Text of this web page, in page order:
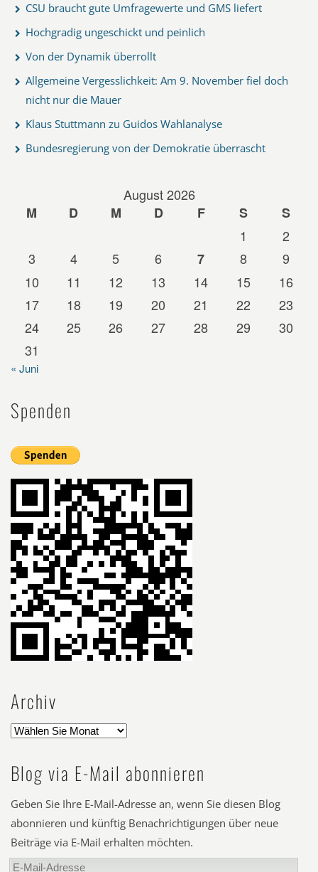
CSU braucht gute Umfragewerte und GMS liefert
Hochgradig ungeschickt und peinlich
Von der Dynamik überrollt
Allgemeine Vergesslichkeit: Am 9. November fiel doch
nicht nur die Mauer
Klaus Stuttmann zu Guidos Wahlanalyse
Bundesregierung von der Demokratie überrascht
August 2026
M
D M D F S
S
1
2
3
4 5 6 7 8
9
10
11 12 13 14 15
16
17
18 19 20 21 22
23
24
25 26 27 28 29
30
31
« Juni
Spenden
Archiv
Blog via E-Mail abonnieren
Geben Sie Ihre E-Mail-Adresse an, wenn Sie diesen Blog
abonnieren und künftig Benachrichtigungen über neue
Beiträge via E-Mail erhalten möchten.
E-